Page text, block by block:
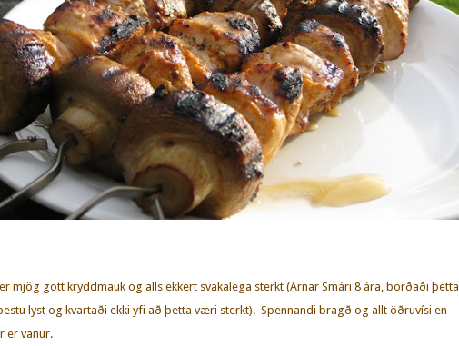
mjög gott kryddmauk og alls ekkert svakalega sterkt (Arnar Smári 8 ára, borðaði þetta
lyst og kvartaði ekki yfi að þetta væri sterkt). Spennandi bragð og allt öðruvísi en
er vanur.